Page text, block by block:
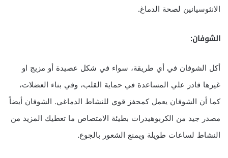
الانثوسيانين لصحة الدماغ.
الشوفان:
أكل الشوفان في أي طريقة، سواء في شكل عصيدة أو مزيج او
غيرها قادر علي المساعدة في حماية القلب، وفي بناء العضلات،
كما أن الشوفان يعمل كمحفز قوي للنشاط الدماغي. الشوفان أيضاً
مصدر جيد من الكربوهيدرات بطيئة الامتصاص ما تعطيك المزيد من
النشاط لساعات طويلة ويمنع الشعور بالجوع.